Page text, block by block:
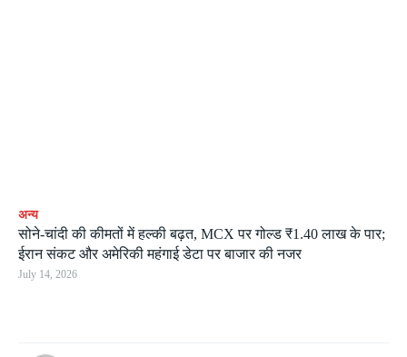
अन्य
सोने-चांदी की कीमतों में हल्की बढ़त, MCX पर गोल्ड ₹1.40 लाख के पार;
ईरान संकट और अमेरिकी महंगाई डेटा पर बाजार की नजर
July 14, 2026